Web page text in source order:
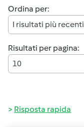
Ordina per:
I risultati più recenti
Risultati per pagina:
10
Risposta rapida